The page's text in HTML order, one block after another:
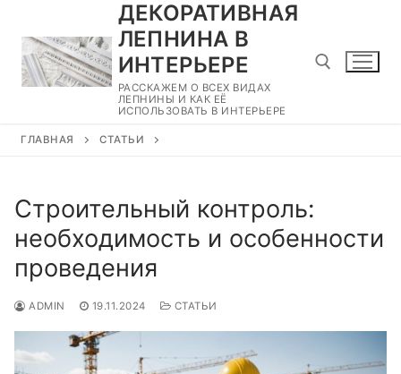
содержимому
ДЕКОРАТИВНАЯ
ЛЕПНИНА В
ИНТЕРЬЕРЕ
РАССКАЖЕМ О ВСЕХ ВИДАХ
ЛЕПНИНЫ И КАК ЕЁ
ИСПОЛЬЗОВАТЬ В ИНТЕРЬЕРЕ
ГЛАВНАЯ СТАТЬИ
Строительный контроль:
необходимость и особенности
проведения
ADMIN 19.11.2024 СТАТЬИ